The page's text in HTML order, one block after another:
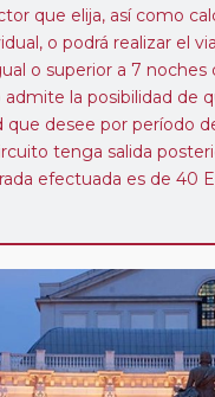
que elija, así como
o podrá realizar el
o superior a 7 noches
la posibilidad de
que desee por período
tenga salida
efectuada es de 40
época del año,
de satisfacción en "Mi